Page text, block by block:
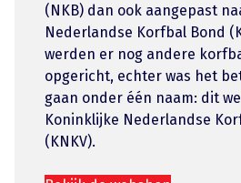
(NKB) dan ook aangepast
Nederlandse Korfbal Bond
werden er nog andere
opgericht, echter was het
gaan onder één naam: dit
Koninklijke Nederlandse
(KNKV).